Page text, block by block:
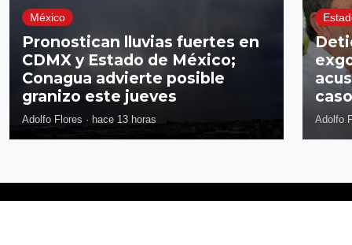
México
Pronostican lluvias fuertes en
CDMX y Estado de México;
Conagua advierte posible
granizo este jueves
Adolfo Flores · hace 13 horas Adolfo